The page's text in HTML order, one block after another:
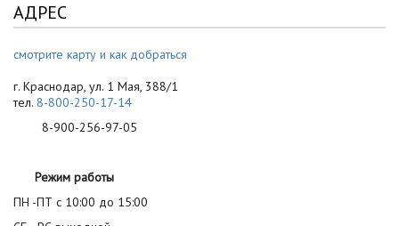
АДРЕС
смотрите карту и как добраться
г. Краснодар, ул. 1 Мая, 388/1
тел. 8-800-250-17-14
8-900-256-97-05
Режим работы
ПН -ПТ с 10:00 до 15:00